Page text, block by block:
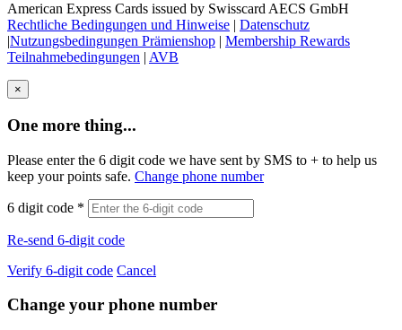
American Express Cards issued by Swisscard AECS GmbH
Rechtliche Bedingungen und Hinweise | Datenschutz
|Nutzungsbedingungen Prämienshop | Membership Rewards
Teilnahmebedingungen | AVB
×
One more thing...
Please enter the 6 digit code we have sent by SMS to + to help us
keep your points safe. Change phone number
6 digit code *
Re-send 6-digit code
Verify 6-digit code Cancel
Change your phone number